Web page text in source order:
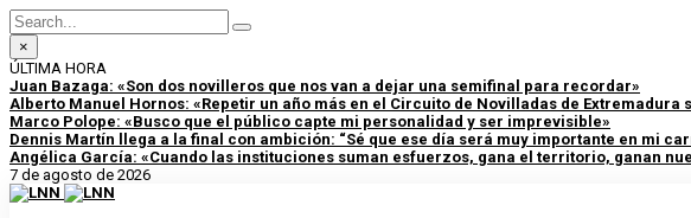
×
ÚLTIMA HORA
Juan Bazaga: «Son dos novilleros que nos van a dejar una semifinal para recordar»
Alberto Manuel Hornos: «Repetir un año más en el Circuito de Novilladas de
Marco Polope: «Busco que el público capte mi personalidad y ser imprevisible»
Dennis Martín llega a la final con ambición: “Sé que ese día será muy importante en mi
Angélica García: «Cuando las instituciones suman esfuerzos, gana el territorio, ganan
7 de agosto de 2026